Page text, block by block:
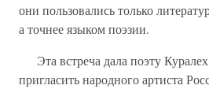
они пользовались только
а точнее языком поэзии.
Эта встреча дала поэту
пригласить народного артиста